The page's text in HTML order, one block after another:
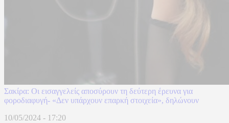
Σακίρα: Οι εισαγγελείς αποσύρουν τη δεύτερη έρευνα για
φοροδιαφυγή- «Δεν υπάρχουν επαρκή στοιχεία», δηλώνουν
10/05/2024 - 17:20